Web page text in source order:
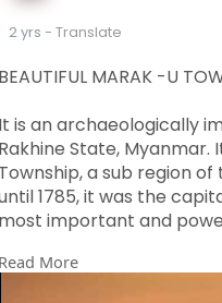
2 yrs - Translate
MARAK -U
is an archaeologically
State,
a sub region
1785, it was the
important and
ပသောမာရက်-U TOWN
More